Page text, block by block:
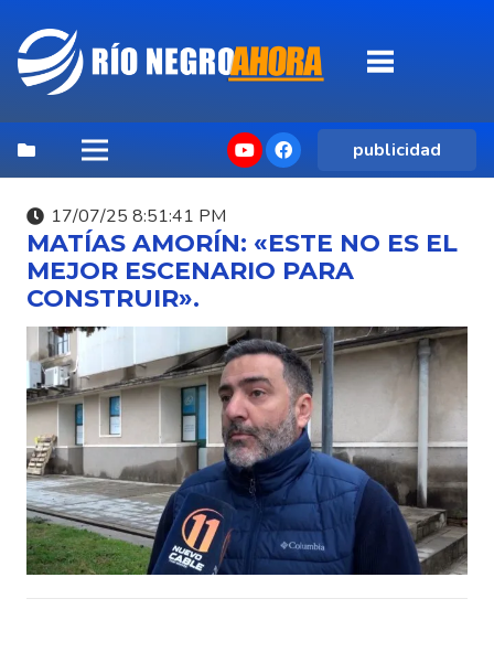
publicidad
17/07/25 8:51:41 PM
MATÍAS AMORÍN: «ESTE NO ES EL
MEJOR ESCENARIO PARA
CONSTRUIR».